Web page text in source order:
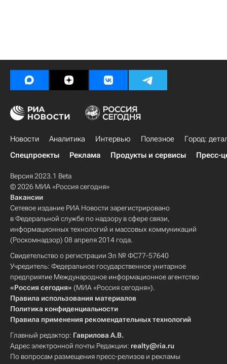
Новости Аналитика Интервью Полезное
Город:
Спецпроекты
Реклама Продукты и сервисы Пресс-
Версия 2023.1 Beta
© 2026 МИА «Россия сегодня»
Вакансии
Сетевое издание РИА Новости зарегистрировано
в Федеральной службе по надзору в сфере связи,
информационных технологий и массовых коммуникаций
(Роскомнадзор) 08 апреля 2014 года.
Свидетельство о регистрации Эл № ФС77-57640
Учредитель: Федеральное государственное унитарное
предприятие Международное информационное агентство
«Россия сегодня» (МИА «Россия сегодня»).
Правила использования материалов
Политика конфиденциальности
Правила применения рекомендательных технологий
Главный редактор: Гаврилова А.В.
Адрес электронной почты Редакции: realty@ria.ru
По вопросам размещения пресс-релизов и рекламы